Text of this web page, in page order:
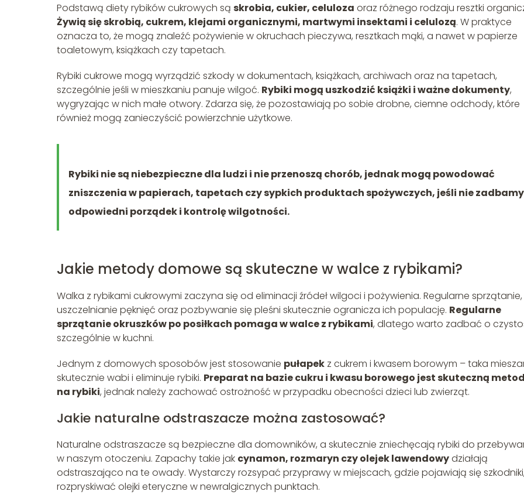
Podstawą diety rybików cukrowych są skrobia, cukier, celuloza oraz różnego rodzaju resztki
Żywią się skrobią, cukrem, klejami organicznymi, martwymi insektami i celulozą. W praktyce
oznacza to, że mogą znaleźć pożywienie w okruchach pieczywa, resztkach mąki, a nawet w papierze
toaletowym, książkach czy tapetach.
Rybiki cukrowe mogą wyrządzić szkody w dokumentach, książkach, archiwach oraz na tapetach,
szczególnie jeśli w mieszkaniu panuje wilgoć. Rybiki mogą uszkodzić książki i ważne dokumenty,
wygryzając w nich małe otwory. Zdarza się, że pozostawiają po sobie drobne, ciemne odchody, które
również mogą zanieczyścić powierzchnie użytkowe.
Rybiki nie są niebezpieczne dla ludzi i nie przenoszą chorób, jednak mogą powodować
zniszczenia w papierach, tapetach czy sypkich produktach spożywczych, jeśli nie
odpowiedni porządek i kontrolę wilgotności.
Jakie metody domowe są skuteczne w walce z rybikami?
Walka z rybikami cukrowymi zaczyna się od eliminacji źródeł wilgoci i pożywienia. Regularne sprzątanie,
uszczelnianie pęknięć oraz pozbywanie się pleśni skutecznie ogranicza ich populację. Regularne
sprzątanie okruszków po posiłkach pomaga w walce z rybikami, dlatego warto zadbać o
szczególnie w kuchni.
Jednym z domowych sposobów jest stosowanie pułapek z cukrem i kwasem borowym – taka
skutecznie wabi i eliminuje rybiki. Preparat na bazie cukru i kwasu borowego jest skuteczną
na rybiki, jednak należy zachować ostrożność w przypadku obecności dzieci lub zwierząt.
Jakie naturalne odstraszacze można zastosować?
Naturalne odstraszacze są bezpieczne dla domowników, a skutecznie zniechęcają rybiki do
w naszym otoczeniu. Zapachy takie jak cynamon, rozmaryn czy olejek lawendowydziałają
odstraszająco na te owady. Wystarczy rozsypać przyprawy w miejscach, gdzie pojawiają się
rozpryskiwać olejki eteryczne w newralgicznych punktach.